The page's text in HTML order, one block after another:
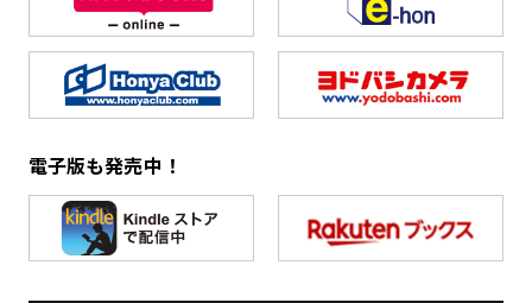
電子版も発売中！